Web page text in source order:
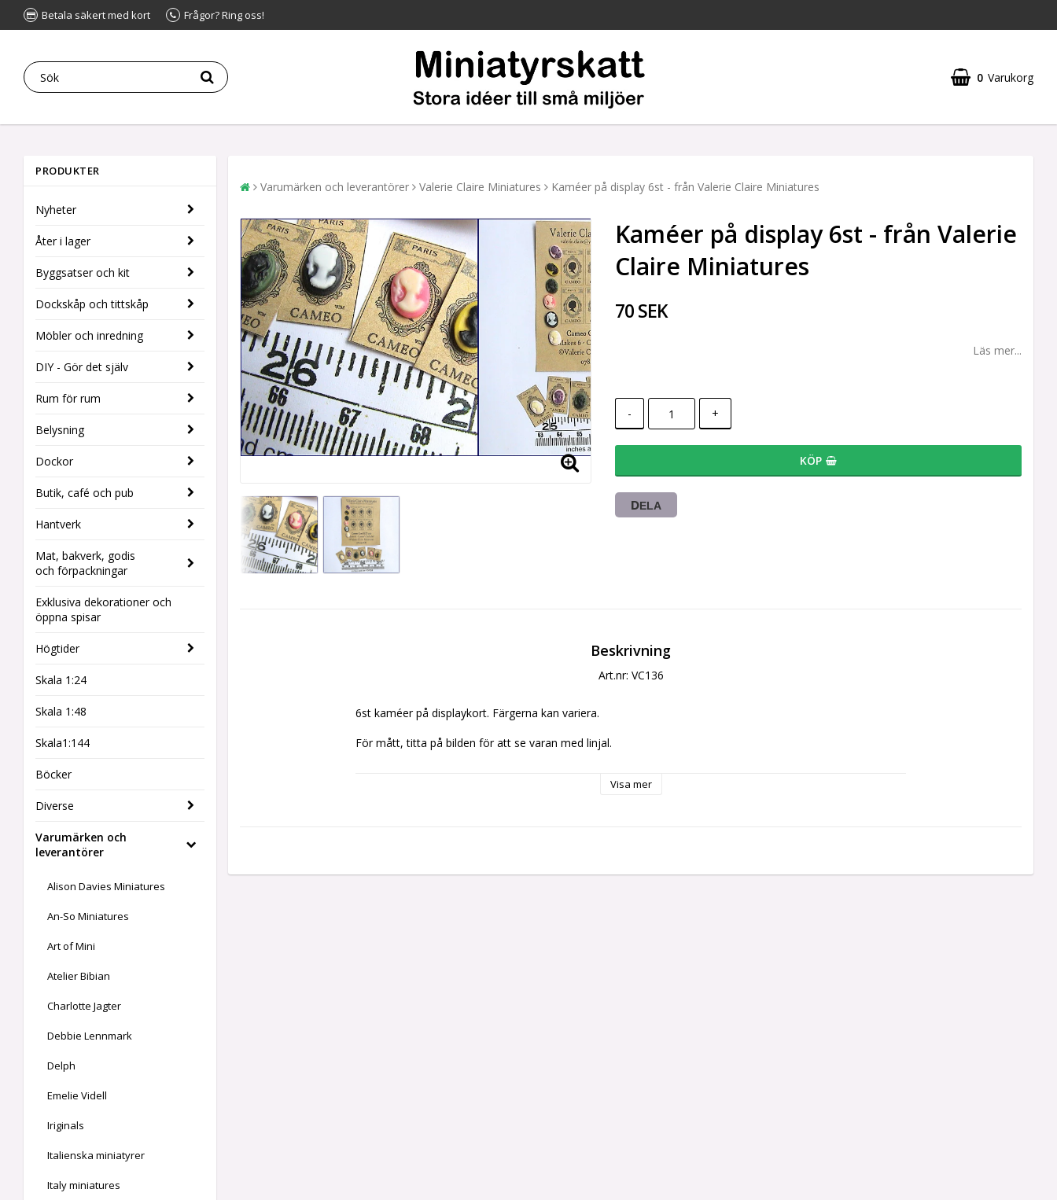
Betala säkert med kort Frågor? Ring oss!
0 Varukorg
Din varukorg är tom
PRODUKTER
Nyheter
Åter i lager
Byggsatser och kit
Dockskåp och tittskåp
Möbler och inredning
DIY - Gör det själv
Rum för rum
Belysning
Dockor
Butik, café och pub
Hantverk
Mat, bakverk, godis
och förpackningar
Exklusiva dekorationer och
öppna spisar
Högtider
Skala 1:24
Skala 1:48
Skala1:144
Böcker
Diverse
Varumärken och
leverantörer
Alison Davies Miniatures
An-So Miniatures
Art of Mini
Atelier Bibian
Charlotte Jagter
Debbie Lennmark
Delph
Emelie Videll
Iriginals
Italienska miniatyrer
Italy miniatures
Varumärken och leverantörer Valerie Claire Miniatures Kaméer på display 6st - från Valerie Claire Miniatures
Kaméer på display 6st - från Valerie
Claire Miniatures
70 SEK
Läs mer...
- +
KÖP
DELA
Beskrivning
Art.nr: VC136
6st kaméer på displaykort. Färgerna kan variera.
För mått, titta på bilden för att se varan med linjal.
Visa mer